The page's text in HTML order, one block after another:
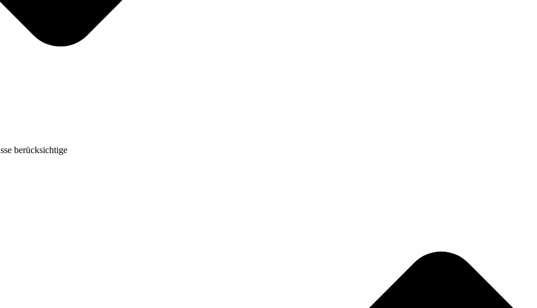
berücksichtige